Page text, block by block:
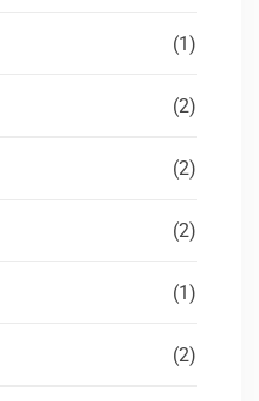
(1)
(2)
(2)
(2)
(1)
(2)